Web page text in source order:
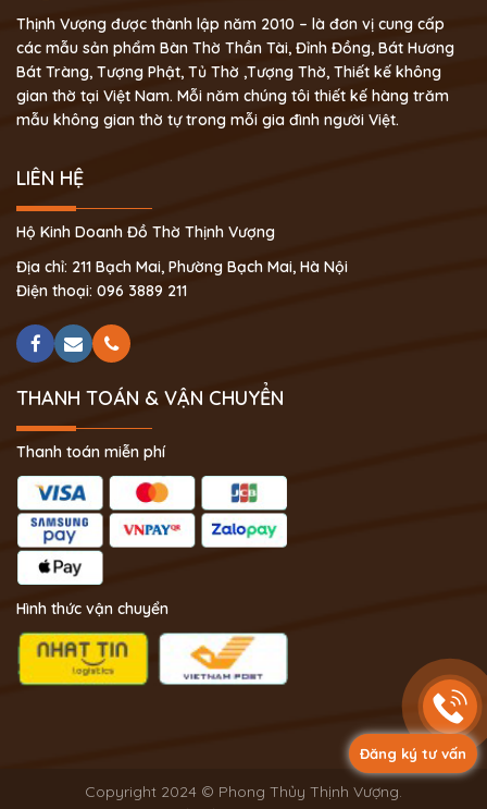
Đăng ký tư vấn
Thịnh Vượng được thành lập năm 2010 – là đơn vị cung cấp
các mẫu sản phẩm Bàn Thờ Thần Tài, Đỉnh Đồng, Bát Hương
Bát Tràng, Tượng Phật, Tủ Thờ ,Tượng Thờ, Thiết kế không
gian thờ tại Việt Nam. Mỗi năm chúng tôi thiết kế hàng trăm
mẫu không gian thờ tự trong mỗi gia đình người Việt.
LIÊN HỆ
Hộ Kinh Doanh Đồ Thờ Thịnh Vượng
Địa chỉ: 211 Bạch Mai, Phường Bạch Mai, Hà Nội
Điện thoại: 096 3889 211
THANH TOÁN & VẬN CHUYỂN
Thanh toán miễn phí
Hình thức vận chuyển
Copyright 2024 © Phong Thủy Thịnh Vượng.